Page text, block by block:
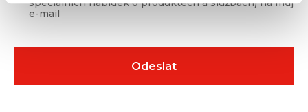
speciálních nabídek o produktech a službách) na můj
e-mail